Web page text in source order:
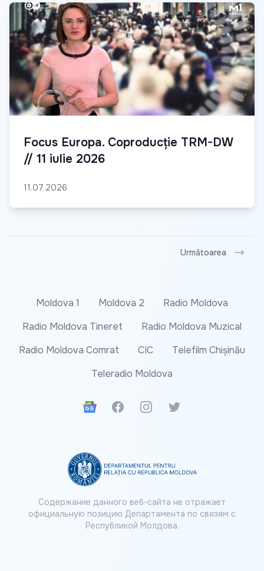
Focus Europa. Coproducție TRM-DW
// 11 iulie 2026
11.07.2026
Următoarea
Moldova 1 Moldova 2
Radio Moldova
Radio Moldova Tineret
Radio Moldova Muzical
Radio Moldova Comrat
CIC
Telefilm Chișinău
Teleradio Moldova
Google News
FacebookInstagramTwitter
Содержание данного веб-сайта не отражает
официальную позицию Департамента по связям с
Республикой Молдова.